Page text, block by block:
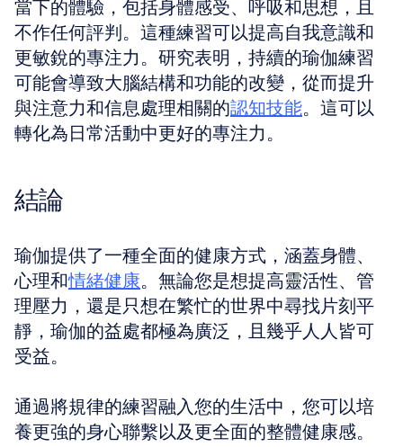
當下的體驗，包括身體感受、呼吸和思想，且
不作任何評判。這種練習可以提高自我意識和
更敏銳的專注力。研究表明，持續的瑜伽練習
可能會導致大腦結構和功能的改變，從而提升
與注意力和信息處理相關的認知技能。這可以
轉化為日常活動中更好的專注力。
結論
瑜伽提供了一種全面的健康方式，涵蓋身體、
心理和情緒健康。無論您是想提高靈活性、管
理壓力，還是只想在繁忙的世界中尋找片刻平
靜，瑜伽的益處都極為廣泛，且幾乎人人皆可
受益。
通過將規律的練習融入您的生活中，您可以培
養更強的身心聯繫以及更全面的整體健康感。